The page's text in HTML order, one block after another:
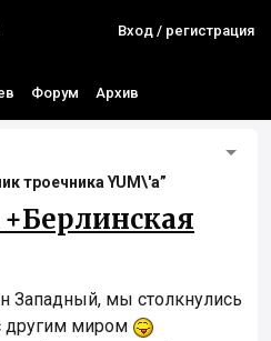
Вход / регистрация
Форум Архив
троечника YUM\'а”
Западный, мы столкнулись
другим миром